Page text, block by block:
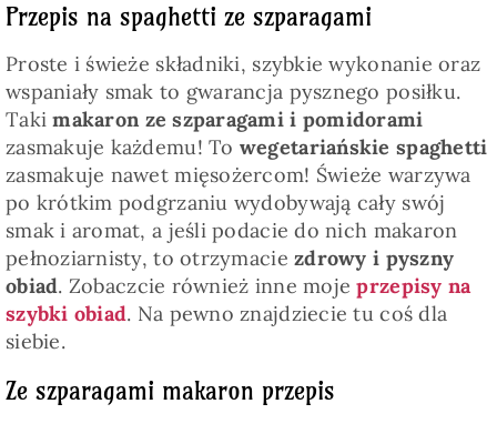
Przepis na spaghetti ze szparagami
Proste i świeże składniki, szybkie wykonanie oraz
wspaniały smak to gwarancja pysznego posiłku.
Takimakaron ze szparagami i pomidorami
zasmakuje każdemu! To wegetariańskie spaghetti
zasmakuje nawet mięsożercom! Świeże warzywa
po krótkim podgrzaniu wydobywają cały swój
smak i aromat, a jeśli podacie do nich makaron
pełnoziarnisty, to otrzymaciezdrowy i pyszny
obiad. Zobaczcie również inne mojeprzepisy na
szybki obiad. Na pewno znajdziecie tu coś dla
siebie.
Ze szparagami makaron przepis